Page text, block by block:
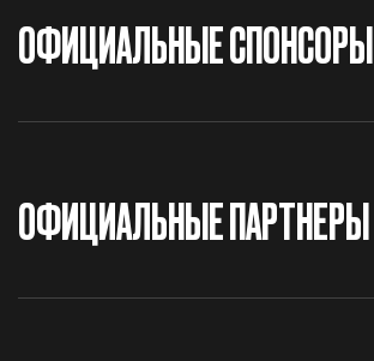
ОФИЦИАЛЬНЫЕ СПОНСОРЫ
ОФИЦИАЛЬНЫЕ ПАРТНЕРЫ